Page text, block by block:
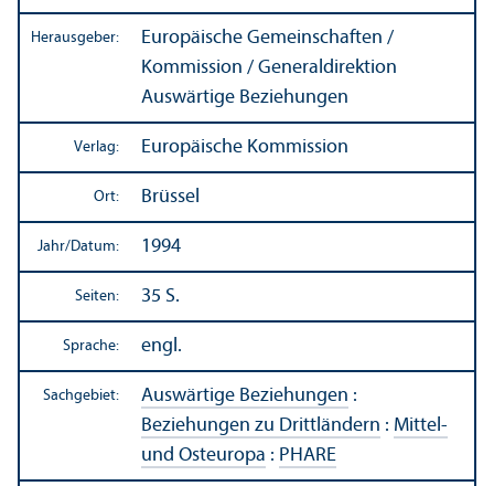
Herausgeber:
Europäische Gemeinschaften /
Kommission / Generaldirektion
Auswärtige Beziehungen
Verlag: Europäische Kommission
Ort: Brüssel
Jahr/Datum: 1994
Seiten: 35 S.
Sprache: engl.
Sachgebiet: Auswärtige Beziehungen :
Beziehungen zu Drittländern : Mittel-
und Osteuropa : PHARE